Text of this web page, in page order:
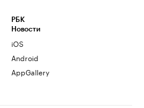
РБК
Новости
iOS
Android
AppGallery